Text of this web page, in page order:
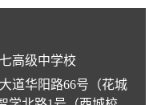
高级中学校
道华阳路66号（花城